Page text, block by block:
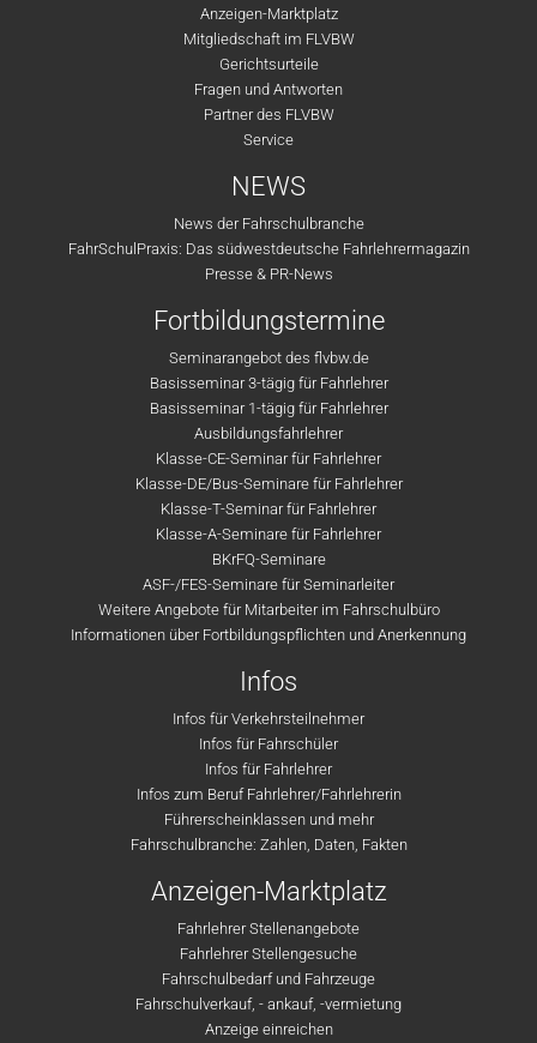
Anzeigen-Marktplatz
Mitgliedschaft im FLVBW
Gerichtsurteile
Fragen und Antworten
Partner des FLVBW
Service
NEWS
News der Fahrschulbranche
FahrSchulPraxis: Das südwestdeutsche Fahrlehrermagazin
Presse & PR-News
Fortbildungstermine
Seminarangebot des flvbw.de
Basisseminar 3-tägig für Fahrlehrer
Basisseminar 1-tägig für Fahrlehrer
Ausbildungsfahrlehrer
Klasse-CE-Seminar für Fahrlehrer
Klasse-DE/Bus-Seminare für Fahrlehrer
Klasse-T-Seminar für Fahrlehrer
Klasse-A-Seminare für Fahrlehrer
BKrFQ-Seminare
ASF-/FES-Seminare für Seminarleiter
Weitere Angebote für Mitarbeiter im Fahrschulbüro
Informationen über Fortbildungspflichten und Anerkennung
Infos
Infos für Verkehrsteilnehmer
Infos für Fahrschüler
Infos für Fahrlehrer
Infos zum Beruf Fahrlehrer/Fahrlehrerin
Führerscheinklassen und mehr
Fahrschulbranche: Zahlen, Daten, Fakten
Anzeigen-Marktplatz
Fahrlehrer Stellenangebote
Fahrlehrer Stellengesuche
Fahrschulbedarf und Fahrzeuge
Fahrschulverkauf, - ankauf, -vermietung
Anzeige einreichen